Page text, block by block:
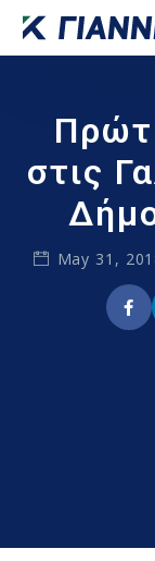
στις
May 31,